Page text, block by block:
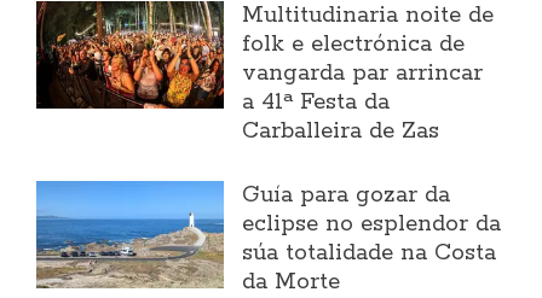
Multitudinaria noite de
folk e electrónica de
vangarda par arrincar
a 41ª Festa da
Carballeira de Zas
Guía para gozar da
eclipse no esplendor da
súa totalidade na Costa
da Morte